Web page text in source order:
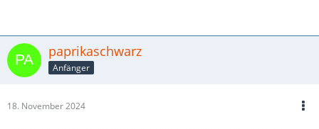
paprikaschwarz
Anfänger
18. November 2024